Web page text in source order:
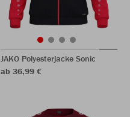
JAKO Polyesterjacke Sonic
ab 36,99 €